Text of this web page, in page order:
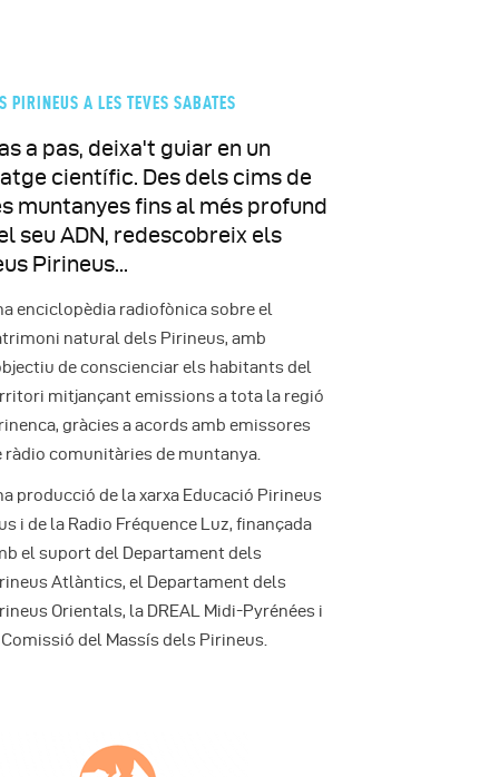
PIRINEUS A LES TEVES SABATES
a pas, deixa't guiar en un
científic. Des dels cims de
muntanyes fins al més profund
seu ADN, redescobreix els
Pirineus...
enciclopèdia radiofònica sobre el
natural dels Pirineus, amb
de conscienciar els habitants del
mitjançant emissions a tota la regió
gràcies a acords amb emissores
ràdio comunitàries de muntanya.
producció de la xarxa Educació Pirineus
i de la Radio Fréquence Luz, finançada
el suport del Departament dels
Atlàntics, el Departament dels
Orientals, la DREAL Midi-Pyrénées i
del Massís dels Pirineus.